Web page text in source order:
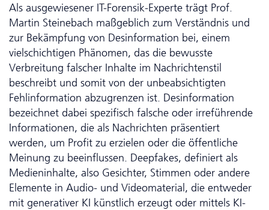
Als ausgewiesener IT-Forensik-Experte trägt Prof.
Martin Steinebach maßgeblich zum Verständnis und
zur Bekämpfung von Desinformation bei, einem
vielschichtigen Phänomen, das die bewusste
Verbreitung falscher Inhalte im Nachrichtenstil
beschreibt und somit von der unbeabsichtigten
Fehlinformation abzugrenzen ist. Desinformation
bezeichnet dabei spezifisch falsche oder irreführende
Informationen, die als Nachrichten präsentiert
werden, um Profit zu erzielen oder die öffentliche
Meinung zu beeinflussen. Deep­fakes, definiert als
Medien­inhalte, also Gesichter, Stimmen oder andere
Elemente in Audio- und Videomaterial, die entweder
mit generativer KI künstlich erzeugt oder mittels KI-